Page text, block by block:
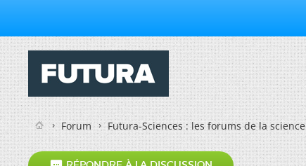
Forum Futura-Sciences : les forums de la science